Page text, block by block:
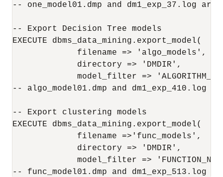
-- one_model01.dmp and dm1_exp_37.log
-- Export Decision Tree models
EXECUTE dbms_data_mining.export_model(
             filename => 'algo_models',
             directory => 'DMDIR',
model_filter =>
-- algo_model01.dmp and dm1_exp_410.log
-- Export clustering models
EXECUTE dbms_data_mining.export_model(
             filename =>'func_models',
             directory => 'DMDIR',
model_filter =>
-- func_model01.dmp and dm1_exp_513.log